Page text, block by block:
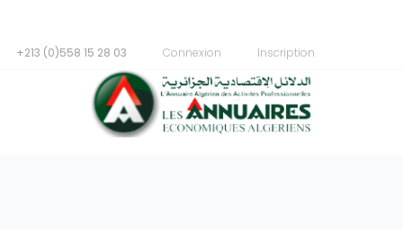
+213 (0)558 15 28 03 Connexion Inscription